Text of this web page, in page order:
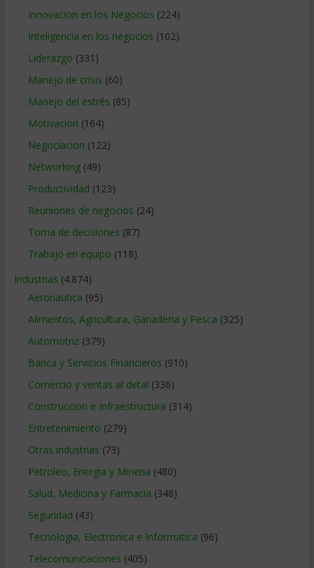
Innovacion en los Negocios (224)
Inteligencia en los negocios (102)
Liderazgo (331)
Manejo de crisis (60)
Manejo del estrés (85)
Motivacion (164)
Negociacion (122)
Networking(49)
Productividad (123)
Reuniones de negocios (24)
Toma de decisiones (87)
Trabajo en equipo (118)
Industrias (4.874)
Aeronautica (95)
Alimentos, Agricultura, Ganaderia y Pesca (325)
Automotriz(379)
Banca y Servicios Financieros (910)
Comercio y ventas al detal (336)
Construccion e Infraestructura (314)
Entretenimiento (279)
Otras industrias (73)
Petroleo, Energia y Mineria (480)
Salud, Medicina y Farmacia (348)
Seguridad (43)
Tecnologia, Electronica e Informatica (96)
Telecomunicaciones (405)